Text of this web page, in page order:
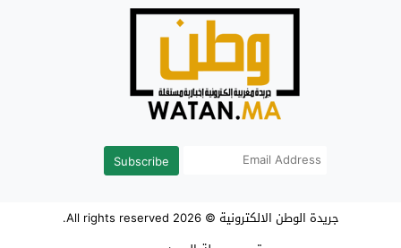
Subscribe
جريدة الوطن الالكترونية © 2026 All rights reserved.